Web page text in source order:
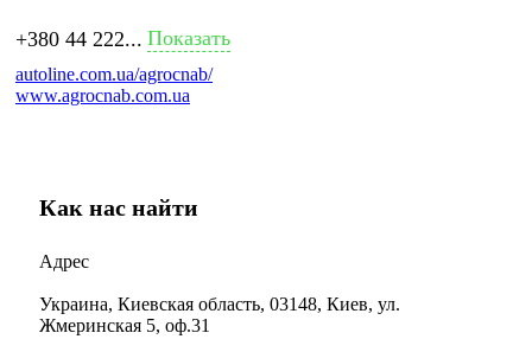
+380 44 222... Показать
autoline.com.ua/agrocnab/
www.agrocnab.com.ua
Как нас найти
Адрес
Украина, Киевская область, 03148, Киев, ул.
Жмеринская 5, оф.31